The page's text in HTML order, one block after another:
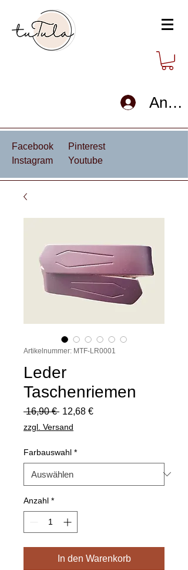
Facebook
Instagram
Pinterest
Youtube
Artikelnummer: MTF-LR0001
Leder
Taschenriemen
16,90 € Standardpreis
12,68 €Sale-
zzgl. Versand
Farbauswahl *
Anzahl *
In den Warenkorb